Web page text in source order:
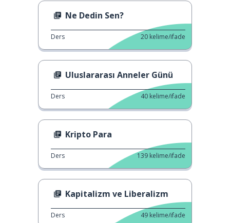
Ne Dedin Sen?
Ders 20 kelime/ifade
Uluslararası Anneler Günü
Ders 40 kelime/ifade
Kripto Para
Ders 139 kelime/ifade
Kapitalizm ve Liberalizm
Ders 49 kelime/ifade